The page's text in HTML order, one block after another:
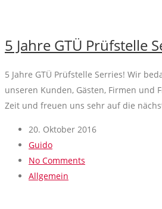
5 Jahre GTÜ Prüfstelle
5 Jahre GTÜ Prüfstelle Serries! Wir
unseren Kunden, Gästen, Firmen und
Zeit und freuen uns sehr auf die
20. Oktober 2016
Guido
No Comments
Allgemein